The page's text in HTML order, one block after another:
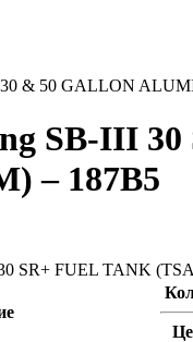
& 50 GALLON
SB-III 30
– 187B5